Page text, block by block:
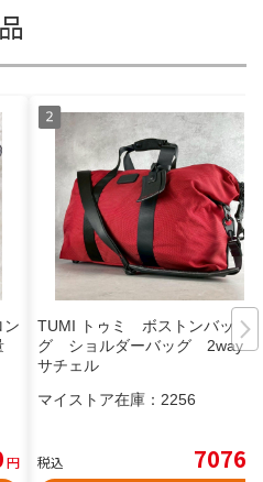
ン
円
TUMI トゥミ ボストンバッ
グ ショルダーバッグ 2way
サチェル
マイストア在庫： 2256
税込 7076